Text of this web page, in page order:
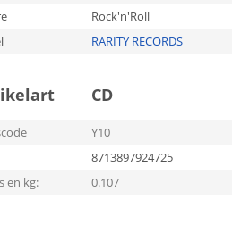
Rock'n'Roll
RARITY RECORDS
CD
Y10
8713897924725
en kg:
0.107